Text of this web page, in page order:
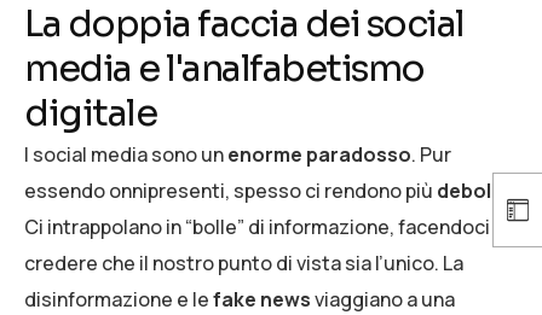
La doppia faccia dei social
media e l'analfabetismo
digitale
I social media sono unenorme paradosso. Pur
essendo onnipresenti, spesso ci rendono più deboli
Ci intrappolano in “bolle” di informazione, facendoci
credere che il nostro punto di vista sia l’unico. La
disinformazione e lefake newsviaggiano a una